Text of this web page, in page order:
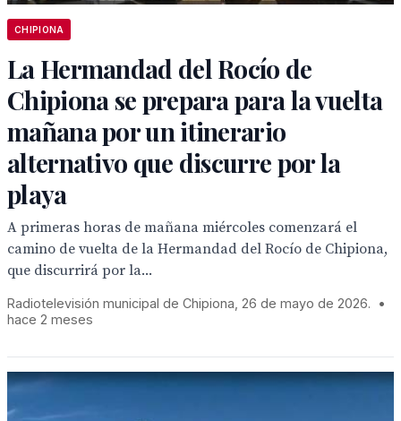
CHIPIONA
La Hermandad del Rocío de
Chipiona se prepara para la vuelta
mañana por un itinerario
alternativo que discurre por la
playa
A primeras horas de mañana miércoles comenzará el
camino de vuelta de la Hermandad del Rocío de Chipiona,
que discurrirá por la...
Radiotelevisión municipal de Chipiona, 26 de mayo de 2026.
•
hace 2 meses